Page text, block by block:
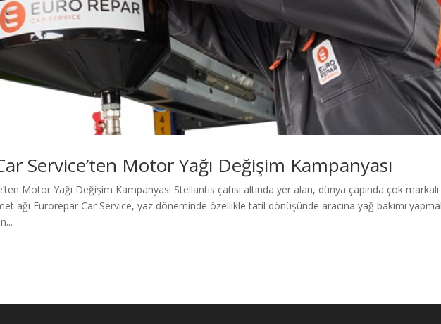
Service’ten Motor Yağı Değişim Kampanyası
Motor Yağı Değişim Kampanyası Stellantis çatısı altında yer alan, dünya çapında çok markalı
ağı Eurorepar Car Service, yaz döneminde özellikle tatil dönüşünde aracına yağ bakımı